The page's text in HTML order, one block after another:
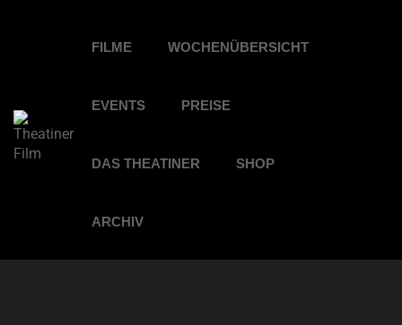
FILME WOCHENÜBERSICHT
EVENTS PREISE
DAS THEATINER SHOP
ARCHIV